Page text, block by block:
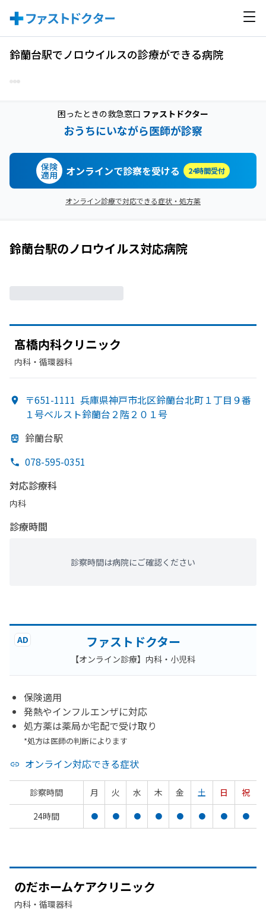
鈴蘭台駅でノロウイルスの診療ができる病院
困ったときの救急窓口 ファストドクター
おうちにいながら医師が診察
保険
適用 オンラインで診察を受ける 24時間受付
オンライン診療で対応できる症状・処方薬
鈴蘭台駅のノロウイルス対応病院
髙橋内科クリニック
内科・​循環器科
〒651-1111 兵庫県神戸市北区鈴蘭台北町１丁目９番
１号ベルスト鈴蘭台２階２０１号
鈴蘭台駅
078-595-0351
対応診療科
内科
診療時間
診察時間は病院にご確認ください
AD ファストドクター
【オンライン診療】内科・小児科
保険適用
発熱やインフルエンザに対応
処方薬は薬局か宅配で受け取り
*処方は医師の判断によります
オンライン対応できる症状
診察時間 月 火 水 木 金 土 日
祝
24時間
● ● ● ● ● ● ● ●
のだホームケアクリニック
内科・​循環器科